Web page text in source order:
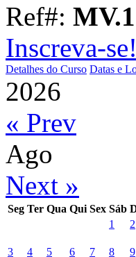
Ref#:
Inscreva-se!
Detalhes do Curso Datas e
2026
« Prev
Ago
Next »
Seg Ter Qua Qui Sex Sáb
1
2
3 4 5 6 7 8 9